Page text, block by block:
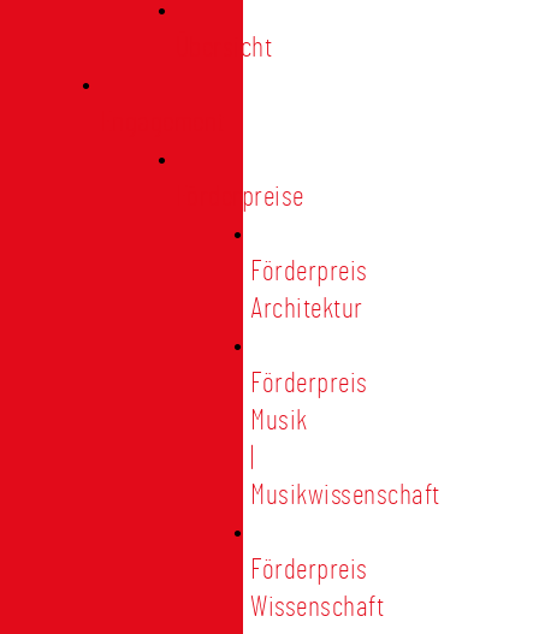
Übersicht
Förderpreise
Förderpreis
Architektur
Förderpreis
Musik
Musikwissenschaft
Förderpreis
Wissenschaft